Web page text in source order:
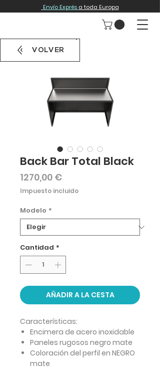
Envío Exprés a toda Europa
Back Bar Total Black
1270,00 €Precio
Impuesto incluido
Modelo *
Cantidad *
AÑADIR A LA CESTA
Características:
Encimera de acero inoxidable
Paneles rugosos negro mate
Coloración del perfil en NEGRO
mate
VOLVER